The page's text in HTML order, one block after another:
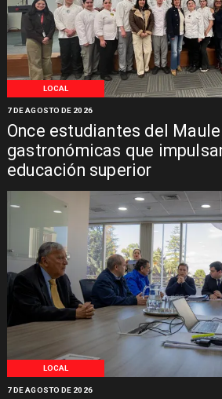
LOCAL
Once estudiantes del
gastronómicas que
educación superior
7 DE AGOSTO DE 2026
LOCAL
7 DE AGOSTO DE 2026